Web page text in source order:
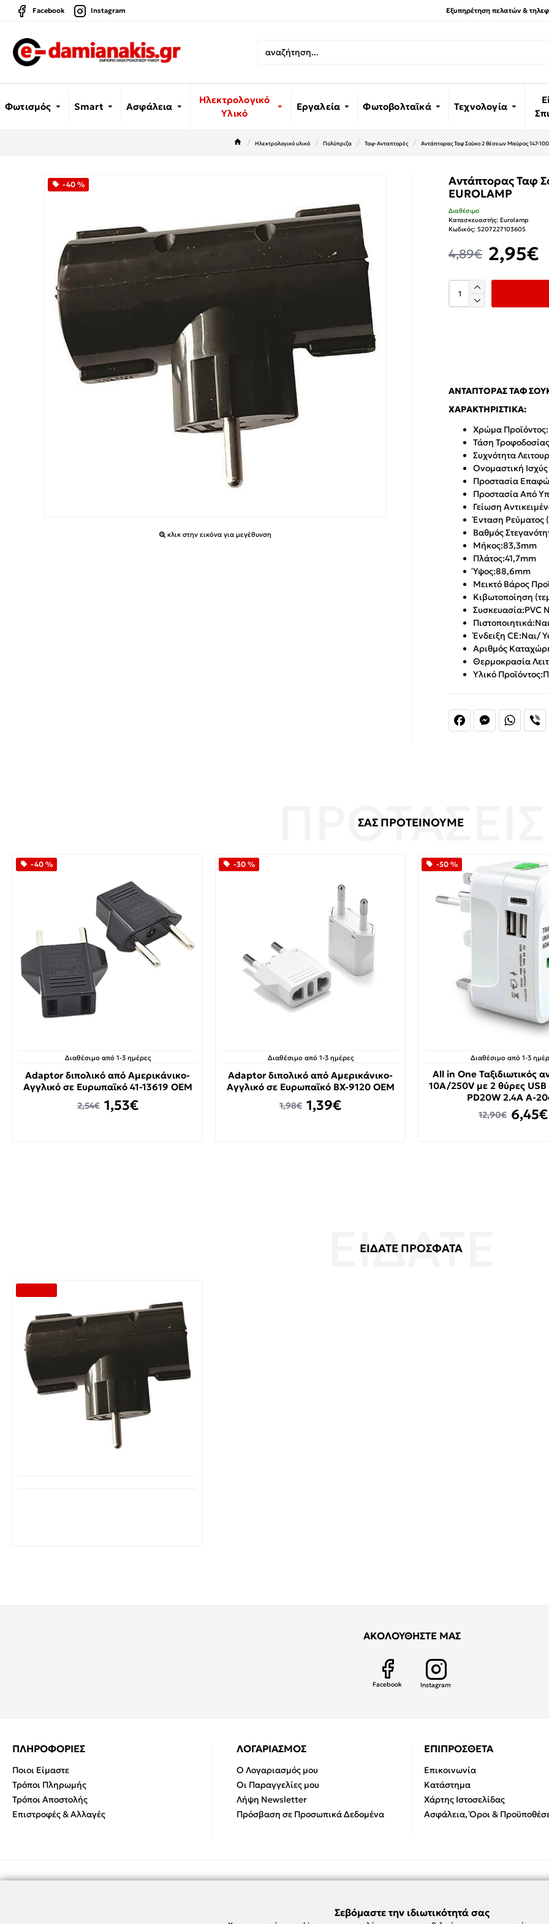
Facebook Instagram Εξυπηρέτηση πελατών &
Φωτισμός Smart Ασφάλεια
Ηλεκτρολογικό
Υλικό
Εργαλεία Φωτοβολταϊκά Τεχνολογία
Ηλεκτρολογικό υλικό Πολύπριζα Ταφ-Ανταπτορές Αντάπτορας Ταφ Σούκο 2 θέσεων Μαύρος 147-
-40 %
κλικ στην εικόνα για μεγέθυνση
Αντάπτορας Ταφ
EUROLAMP
2,95€
4,89€
Διαθέσιμο
Κατασκευαστής: Eurolamp
Κωδικός: 5207227103605
FacebookMessenger
ΑΝΤΆΠΤΟΡΑΣ ΤΑΦ
ΧΑΡΑΚΤΗΡΙΣΤΙΚΆ:
Χρώμα Προϊόντος:
Τάση
Συχνότητα
Ονομαστική
Προστασία
Προστασία Από
Γείωση
Ένταση Ρεύματος
Βαθμός
Μήκος:83,3mm
Πλάτος:41,7mm
Ύψος:88,6mm
Μεικτό Βάρος
Κιβωτοποίηση
Συσκευασία:PVC
Πιστοποιητικά:
Ένδειξη CE:Ναι/
Αριθμός
Θερμοκρασία
Υλικό Προϊόντος:
ΣΑΣ ΠΡΟΤΕΙΝΟΥΜΕ
-40 %
Διαθέσιμο από 1-3 ημέρες
Adaptor διπολικό από Αμερικάνικο-
Αγγλικό σε Ευρωπαϊκό 41-13619 OEM
1,53€
2,54€
-30 %
Διαθέσιμο από 1-3 ημέρες
Adaptor διπολικό από Αμερικάνικο-
Αγγλικό σε Ευρωπαϊκό BX-9120 OEM
1,39€
1,98€
-50 %
Διαθέσιμο από 1-3
All in One Ταξιδιωτικός
10A/250V με 2 θύρες USB
PD20W 2.4A A-
6,45€
12,90€
ΕΙΔΑΤΕ ΠΡΟΣΦΑΤΑ
ΑΚΟΛΟΥΘΗΣΤΕ ΜΑΣ
Facebook Instagram
ΠΛΗΡΟΦΟΡΙΕΣ
Ποιοι Είμαστε
Τρόποι Πληρωμής
Τρόποι Αποστολής
Επιστροφές & Αλλαγές
ΛΟΓΑΡΙΑΣΜΟΣ
Ο Λογαριασμός μου
Οι Παραγγελίες μου
Λήψη Newsletter
Πρόσβαση σε Προσωπικά Δεδομένα
ΕΠΙΠΡΟΣΘΕΤΑ
Επικοινωνία
Κατάστημα
Χάρτης Ιστοσελίδας
Ασφάλεια, Όροι &
Σεβόμαστε την ιδιωτικότητά σας